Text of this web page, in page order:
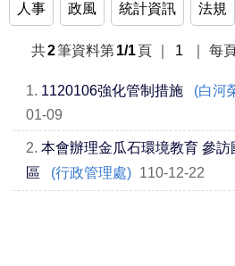
人事 政風 統計資訊 法規
共2筆資料第1/1頁 1 每
1. 1120106強化管制措施 (白河
01-09
2. 本會辦理金瓜石環境教育 參訪
區
(行政管理處) 110-12-22